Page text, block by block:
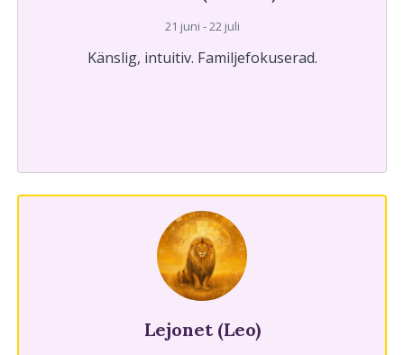
21 juni - 22 juli
Känslig, intuitiv. Familjefokuserad.
Lejonet (Leo)